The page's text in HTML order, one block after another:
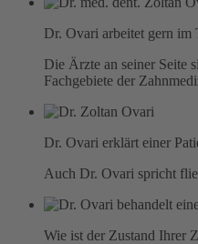
Dr. Ovari arbeitet gern im
Die Ärzte an seiner Seite
Fachgebiete der
Dr. Ovari erklärt einer
Auch Dr. Ovari spricht
Wie ist der Zustand Ihrer